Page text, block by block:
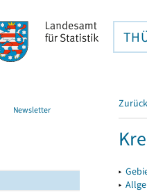
Newsletter Zurück
▸
▸